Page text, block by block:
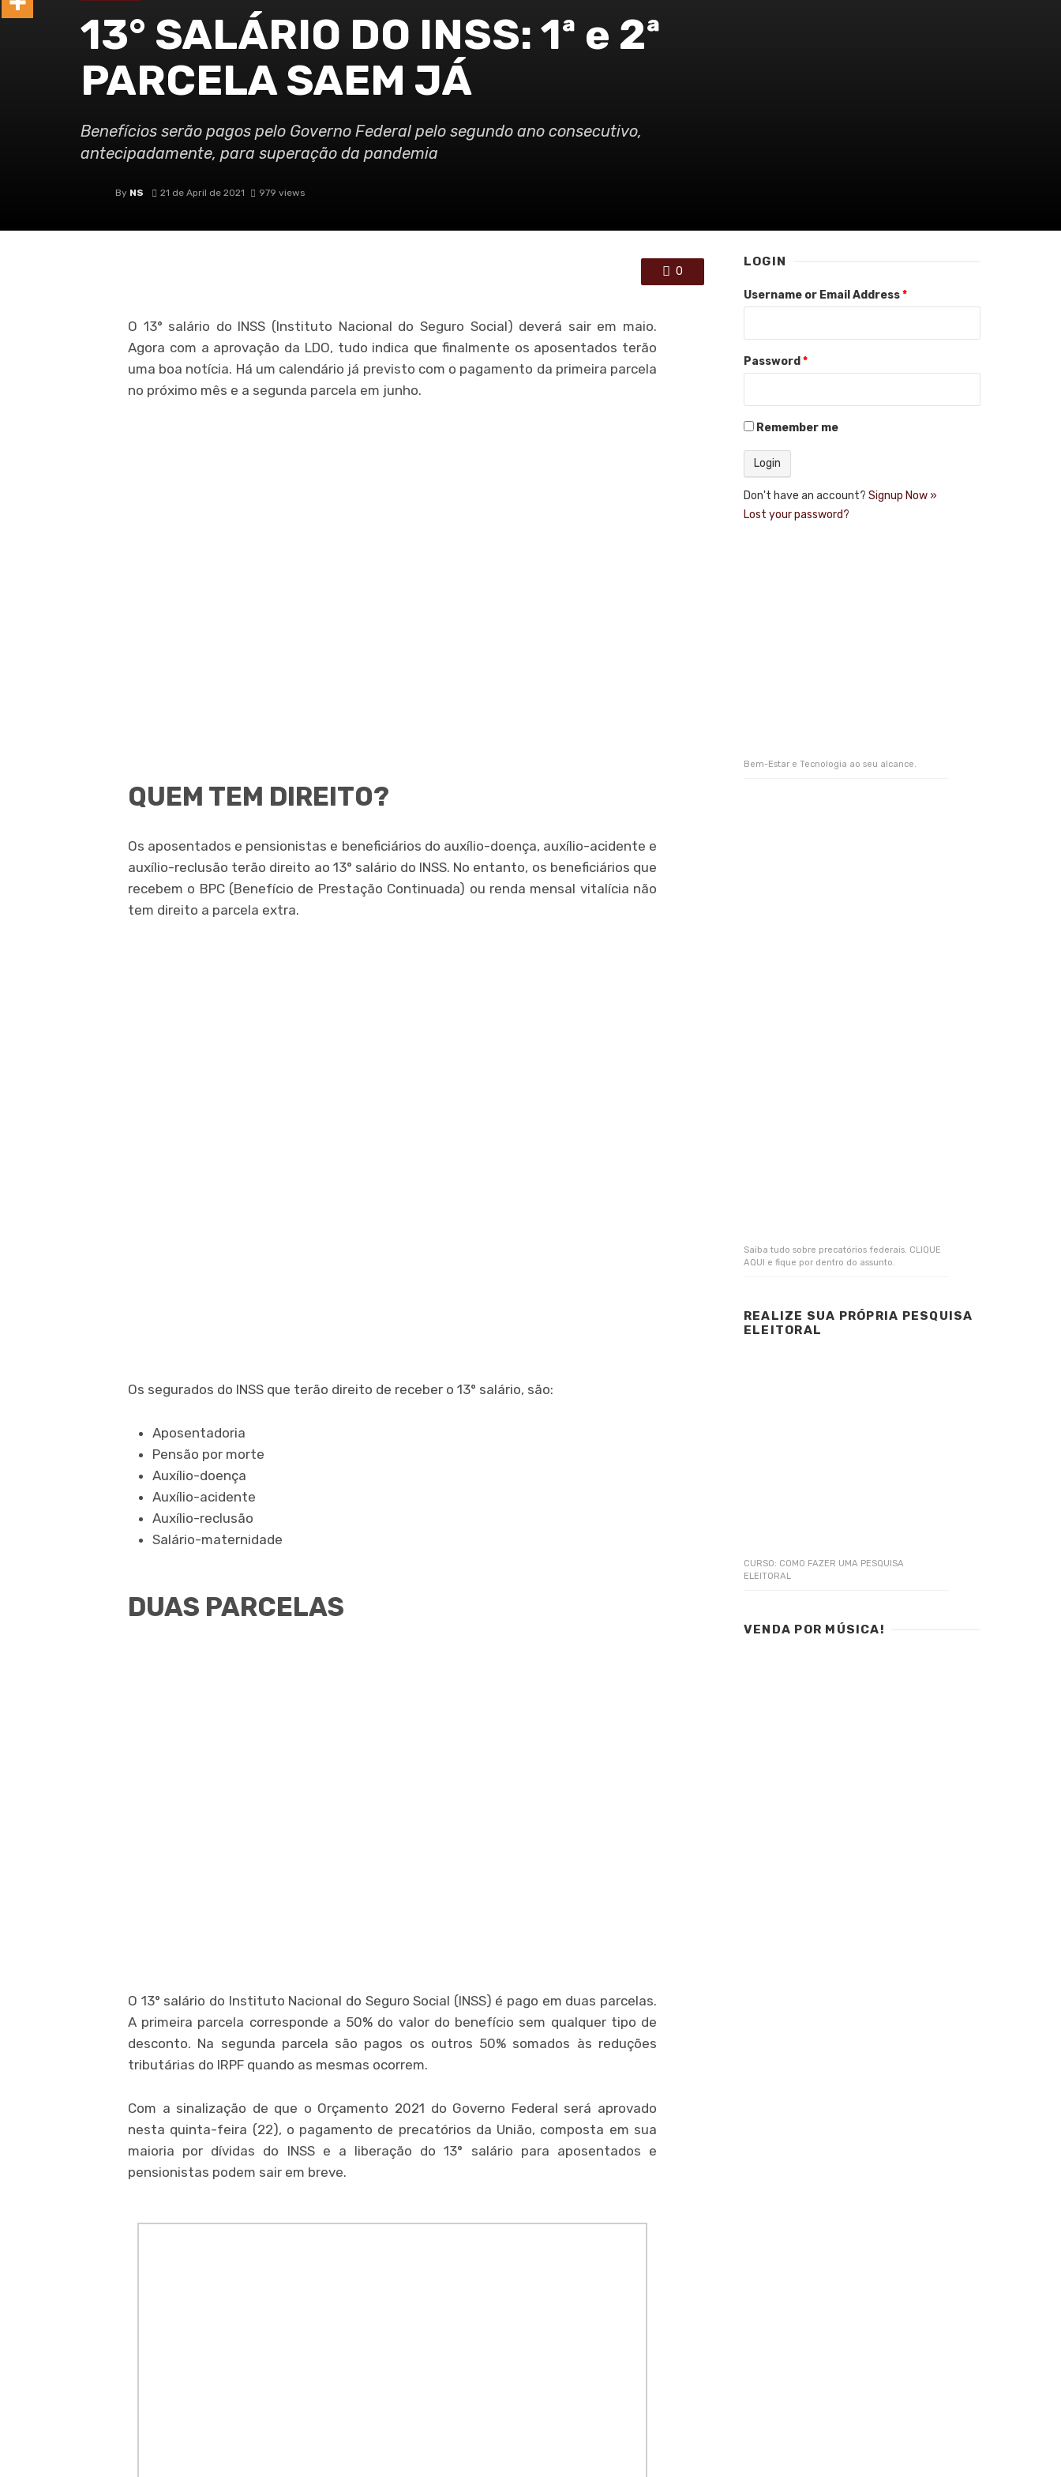
13° SALÁRIO DO INSS: 1ª e 2ª
PARCELA SAEM JÁ
Benefícios serão pagos pelo Governo Federal pelo segundo ano consecutivo,
antecipadamente, para superação da pandemia
By NS 21 de April de 2021 979 views
0
O 13° salário do INSS (Instituto Nacional do Seguro Social) deverá sair em maio.
Agora com a aprovação da LDO, tudo indica que finalmente os aposentados terão
uma boa notícia. Há um calendário já previsto com o pagamento da primeira parcela
no próximo mês e a segunda parcela em junho.
QUEM TEM DIREITO?
Os aposentados e pensionistas e beneficiários do auxílio-doença, auxílio-acidente e
auxílio-reclusão terão direito ao 13° salário do INSS. No entanto, os beneficiários que
recebem o BPC (Benefício de Prestação Continuada) ou renda mensal vitalícia não
tem direito a parcela extra.
Os segurados do INSS que terão direito de receber o 13° salário, são:
Aposentadoria
Pensão por morte
Auxílio-doença
Auxílio-acidente
Auxílio-reclusão
Salário-maternidade
DUAS PARCELAS
O 13° salário do Instituto Nacional do Seguro Social (INSS) é pago em duas parcelas.
A primeira parcela corresponde a 50% do valor do benefício sem qualquer tipo de
desconto. Na segunda parcela são pagos os outros 50% somados às reduções
tributárias do IRPF quando as mesmas ocorrem.
Com a sinalização de que o Orçamento 2021 do Governo Federal será aprovado
nesta quinta-feira (22), o pagamento de precatórios da União, composta em sua
maioria por dívidas do INSS e a liberação do 13° salário para aposentados e
pensionistas podem sair em breve.
LOGIN
Username or Email Address*
Password *
Remember me
Don't have an account? Signup Now »
Lost your password?
Bem-Estar e Tecnologia ao seu alcance.
Saiba tudo sobre precatórios federais. CLIQUE
AQUI e fique por dentro do assunto.
REALIZE SUA PRÓPRIA PESQUISA
ELEITORAL
CURSO: COMO FAZER UMA PESQUISA
ELEITORAL
VENDA POR MÚSICA!